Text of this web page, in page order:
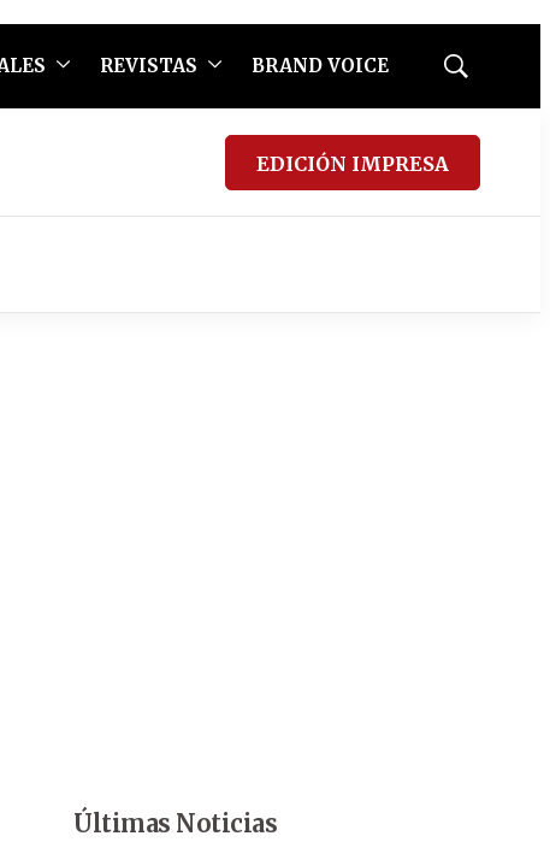
REVISTAS BRAND VOICE
Mostrar
EDICIÓN IMPRESA
Últimas Noticias